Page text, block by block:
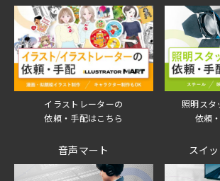
イラストレーターの
依頼・手配はこちら
照明スタ
依頼
音声マート スイ